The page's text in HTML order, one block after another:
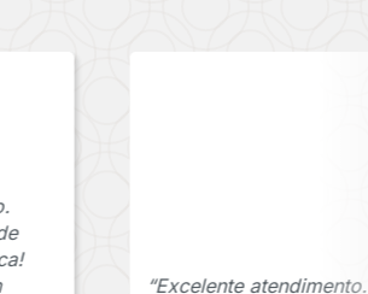
“Excelente atendimento.